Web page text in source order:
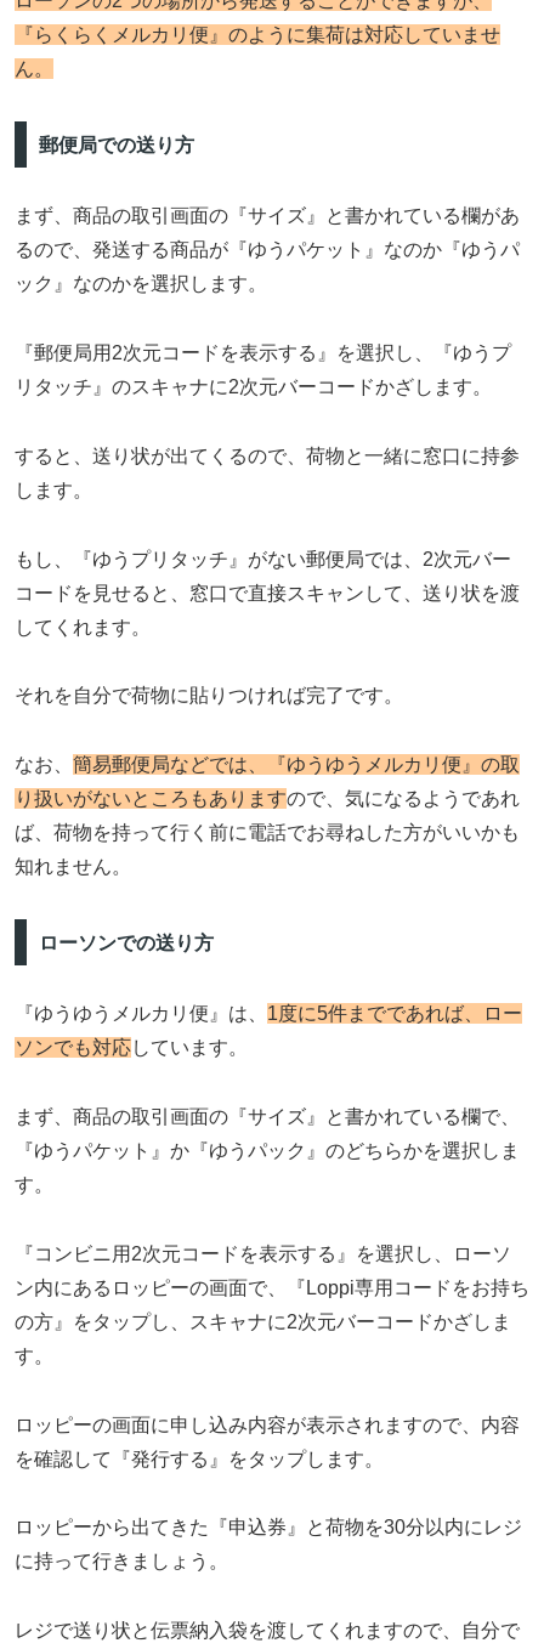
『らくらくメルカリ便』のように集荷は対応していませ
ん。
郵便局での送り方
まず、商品の取引画面の『サイズ』と書かれている欄があ
るので、発送する商品が『ゆうパケット』なのか『ゆうパ
ック』なのかを選択します。
『郵便局用2次元コードを表示する』を選択し、『ゆうプ
リタッチ』のスキャナに2次元バーコードかざします。
すると、送り状が出てくるので、荷物と一緒に窓口に持参
します。
もし、『ゆうプリタッチ』がない郵便局では、2次元バー
コードを見せると、窓口で直接スキャンして、送り状を渡
してくれます。
それを自分で荷物に貼りつければ完了です。
なお、 簡易郵便局などでは、『ゆうゆうメルカリ便』の取
り扱いがないところもありますので、気になるようであれ
ば、荷物を持って行く前に電話でお尋ねした方がいいかも
知れません。
ローソンでの送り方
『ゆうゆうメルカリ便』は、 1度に5件までであれば、ロー
ソンでも対応しています。
まず、商品の取引画面の『サイズ』と書かれている欄で、
『ゆうパケット』か『ゆうパック』のどちらかを選択しま
す。
『コンビニ用2次元コードを表示する』を選択し、ローソ
ン内にあるロッピーの画面で、『Loppi専用コードをお持ち
の方』をタップし、スキャナに2次元バーコードかざしま
す。
ロッピーの画面に申し込み内容が表示されますので、内容
を確認して『発行する』をタップします。
ロッピーから出てきた『申込券』と荷物を30分以内にレジ
に持って行きましょう。
レジで送り状と伝票納入袋を渡してくれますので、自分で